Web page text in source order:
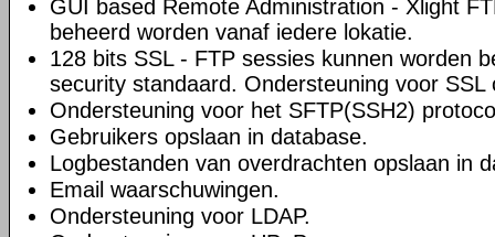
GUI based Remote Administration - Xlight
beheerd worden vanaf iedere lokatie.
128 bits SSL - FTP sessies kunnen worden
security standaard. Ondersteuning voor SSL
Ondersteuning voor het SFTP(SSH2)
Gebruikers opslaan in database.
Logbestanden van overdrachten opslaan in
Email waarschuwingen.
Ondersteuning voor LDAP.